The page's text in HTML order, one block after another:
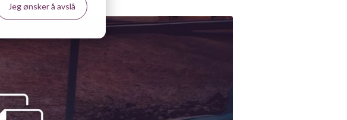
Jeg ønsker å avslå